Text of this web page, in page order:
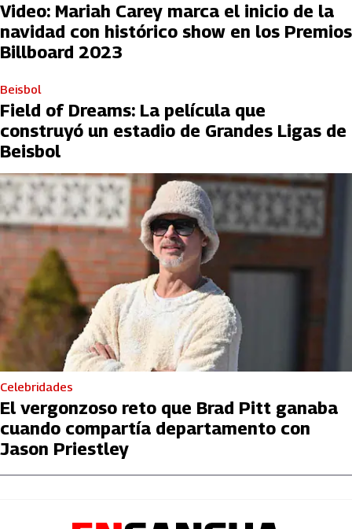
Video: Mariah Carey marca el inicio de la
navidad con histórico show en los Premios
Billboard 2023
Beisbol
Field of Dreams: La película que
construyó un estadio de Grandes Ligas de
Beisbol
Celebridades
El vergonzoso reto que Brad Pitt ganaba
cuando compartía departamento con
Jason Priestley